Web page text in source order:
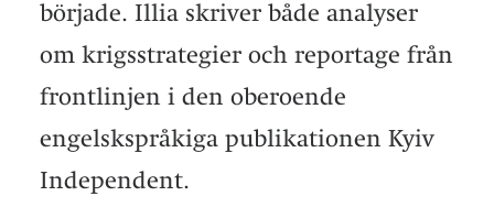
började. Illia skriver både analyser
om krigsstrategier och reportage från
frontlinjen i den oberoende
engelskspråkiga publikationen Kyiv
Independent.